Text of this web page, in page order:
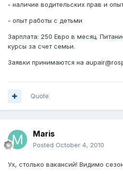
- наличие водительских прав и
- опыт работы с детьми
Зарплата: 250 Евро в месяц.
курсы за счет семьи.
Заявки принимаются на
Quote
Maris
Posted October 4, 2010
Ух, столько вакансий! Видимо